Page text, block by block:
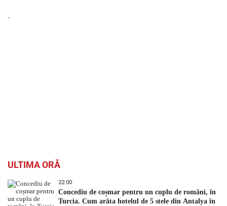
`
ULTIMA ORĂ
22:00
Concediu de coșmar pentru un cuplu de români, în
Turcia. Cum arăta hotelul de 5 stele din Antalya în